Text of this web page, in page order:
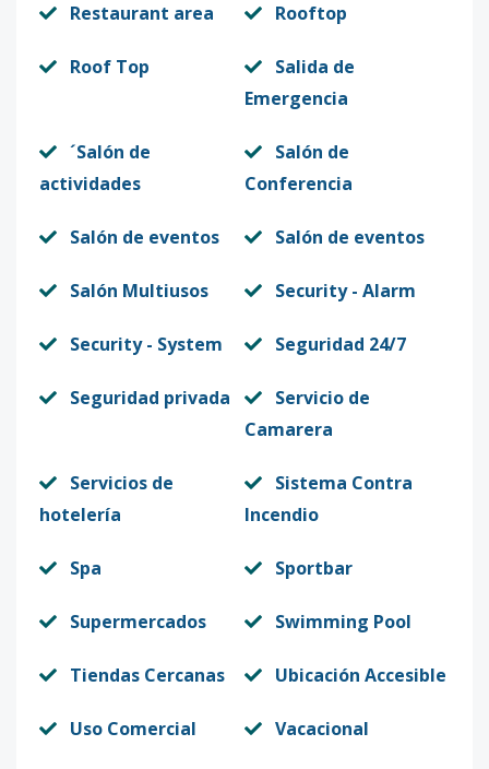
Restaurant area Rooftop
Roof Top
Salida de
Emergencia
´Salón de
actividades
Salón de
Conferencia
Salón de eventos Salón de eventos
Salón Multiusos Security - Alarm
Security - System Seguridad 24/7
Seguridad privada
Servicio de
Camarera
Servicios de
hotelería
Sistema Contra
Incendio
Spa Sportbar
Supermercados Swimming Pool
Tiendas Cercanas Ubicación Accesible
Uso Comercial Vacacional